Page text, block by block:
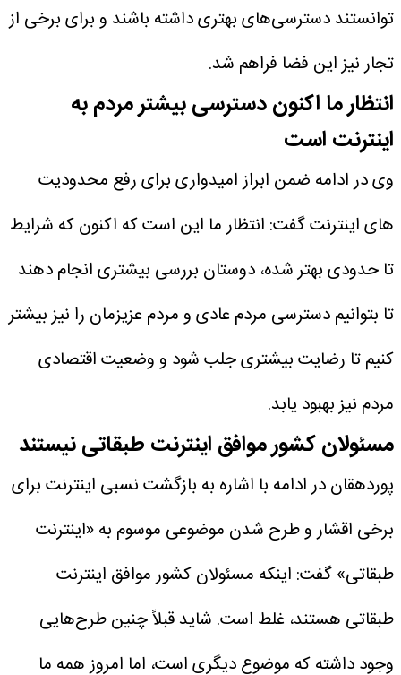
توانستند دسترسی‌های بهتری داشته باشند و برای برخی از
تجار نیز این فضا فراهم شد.
انتظار ما اکنون دسترسی بیشتر مردم به
اینترنت است
وی در ادامه ضمن ابراز امیدواری برای رفع محدودیت
های اینترنت گفت: انتظار ما این است که اکنون که شرایط
تا حدودی بهتر شده، دوستان بررسی بیشتری انجام دهند
تا بتوانیم دسترسی مردم عادی و مردم عزیزمان را نیز بیشتر
کنیم تا رضایت بیشتری جلب شود و وضعیت اقتصادی
مردم نیز بهبود یابد.
مسئولان کشور موافق اینترنت طبقاتی نیستند
پوردهقان در ادامه با اشاره به بازگشت نسبی اینترنت برای
برخی اقشار و طرح شدن موضوعی موسوم به «اینترنت
طبقاتی» گفت: اینکه مسئولان کشور موافق اینترنت
طبقاتی هستند، غلط است. شاید قبلاً چنین طرح‌هایی
وجود داشته که موضوع دیگری است، اما امروز همه ما